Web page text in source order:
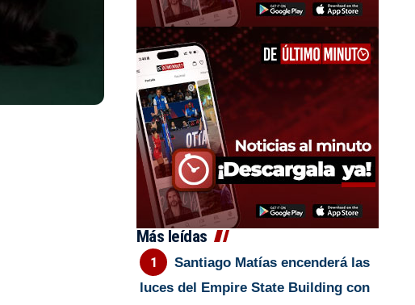
Más leídas
Santiago Matías encenderá las
luces del Empire State Building con